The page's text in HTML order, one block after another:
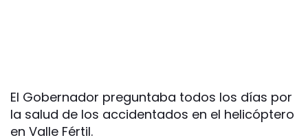
El Gobernador preguntaba todos los días por
la salud de los accidentados en el helicóptero
en Valle Fértil.